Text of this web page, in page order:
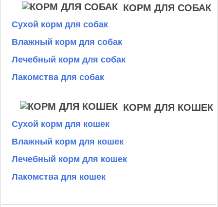
КОРМ ДЛЯ СОБАК
Сухой корм для собак
Влажный корм для собак
Лечебный корм для собак
Лакомства для собак
КОРМ ДЛЯ КОШЕК
Сухой корм для кошек
Влажный корм для кошек
Лечебный корм для кошек
Лакомства для кошек